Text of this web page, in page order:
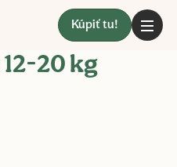
Kúpiť tu!
12-20 kg